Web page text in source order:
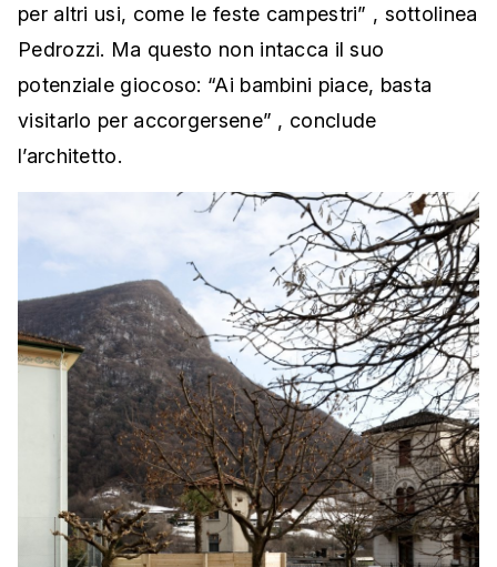
per altri usi, come le feste campestri” , sottolinea
Pedrozzi. Ma questo non intacca il suo
potenziale giocoso: “Ai bambini piace, basta
visitarlo per accorgersene” , conclude
l’architetto.